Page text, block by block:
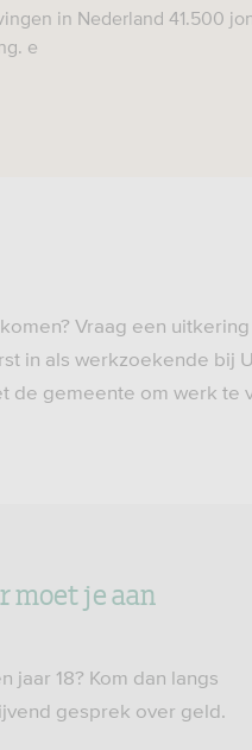
in Nederland 41.500
e
Vraag een uitkering
in als werkzoekende bij
de gemeente om werk te
moet je aan
jaar 18? Kom dan langs
gesprek over geld.